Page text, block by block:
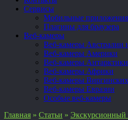
Сервисы
Мобильные приложения
Плагины для браузера
Веб-камеры
Веб-камеры Австралии
Веб-камеры Америки
Веб-камеры Антарктики
Веб-камеры Африки
Веб-камеры
Веб-камеры Евразии
Особые веб-камеры
Главная » Статьи » Экскурсионный